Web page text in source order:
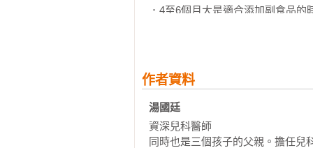
．4至6個月大是適合添加副食品的
．副食品餵食的時間、順序
．餵食副食品後的便便變化
．鼓勵寶寶接受新食物的方法
作者資料
湯國廷
資深兒科醫師
同時也是三個孩子的父親。擔任兒